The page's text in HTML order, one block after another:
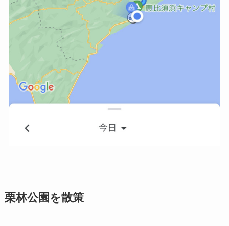
栗林公園を散策